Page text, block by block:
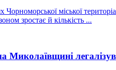
міської
зростає й кількість ...
Миколаївщині